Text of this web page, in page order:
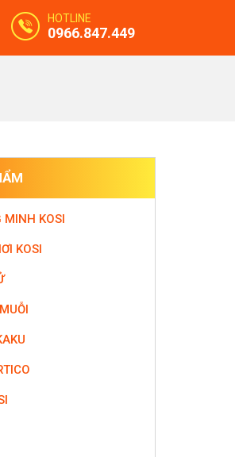
HOTLINE
0966.847.449
MINH KOSI
KOSI